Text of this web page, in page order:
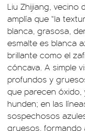
Liu Zhijiang, vecino
amplía que “la
blanca, grasosa,
esmalte es blanca
brillante como el
cóncava. A simple
profundos y
que parecen
hunden; en las
sospechosos
gruesos, formando